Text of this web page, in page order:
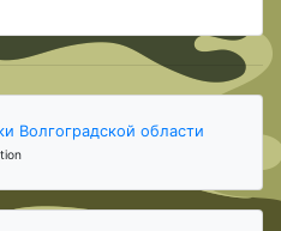
Волгоградской области